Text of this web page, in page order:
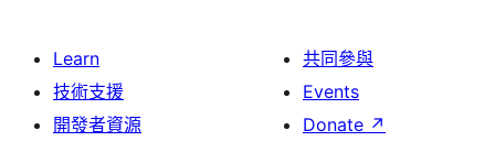
Learn
技術支援
開發者資源
共同參與
Events
Donate ↗